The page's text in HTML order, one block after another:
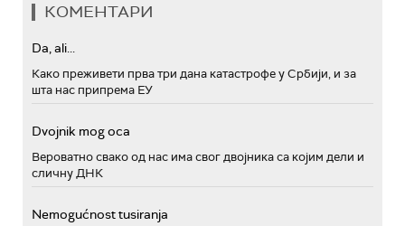
КОМЕНТАРИ
Da, ali...
Како преживети прва три дана катастрофе у Србији, и за
шта нас припрема ЕУ
Dvojnik mog oca
Вероватно свако од нас има свог двојника са којим дели и
сличну ДНК
Nemogućnost tusiranja